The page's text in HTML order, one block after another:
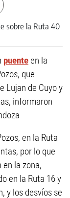
puenteen la
que
Lujan de Cuyo y
informaron
en la Ruta
por lo que
la zona,
en la Ruta 16 y
y los desvíos se